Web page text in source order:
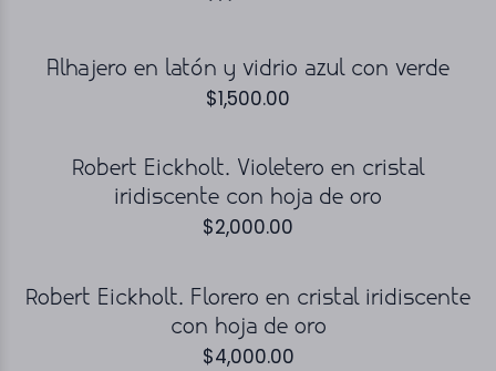
Alhajero en latón y vidrio azul con verde
$1,500.00
Robert Eickholt. Violetero en cristal
iridiscente con hoja de oro
$2,000.00
Robert Eickholt. Florero en cristal iridiscente
con hoja de oro
$4,000.00